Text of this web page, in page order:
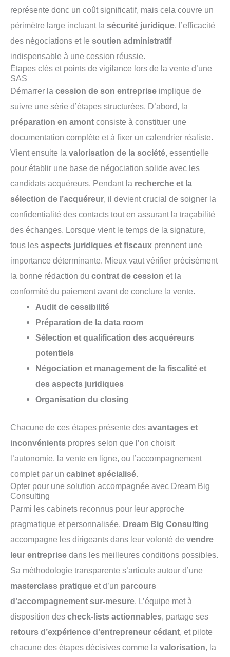
représente donc un coût significatif, mais cela couvre un
périmètre large incluant la sécurité juridique, l’efficacité
des négociations et le soutien administratif
indispensable à une cession réussie.
Étapes clés et points de vigilance lors de la vente d’une
SAS
Démarrer la cession de son entreprise implique de
suivre une série d’étapes structurées. D’abord, la
préparation en amont consiste à constituer une
documentation complète et à fixer un calendrier réaliste.
Vient ensuite la valorisation de la société, essentielle
pour établir une base de négociation solide avec les
candidats acquéreurs. Pendant la recherche et la
sélection de l’acquéreur, il devient crucial de soigner la
confidentialité des contacts tout en assurant la traçabilité
des échanges. Lorsque vient le temps de la signature,
tous les aspects juridiques et fiscaux prennent une
importance déterminante. Mieux vaut vérifier précisément
la bonne rédaction du contrat de cession et la
conformité du paiement avant de conclure la vente.
Audit de cessibilité
Préparation de la data room
Sélection et qualification des acquéreurs
potentiels
Négociation et management de la fiscalité et
des aspects juridiques
Organisation du closing
Chacune de ces étapes présente des avantages et
inconvénients propres selon que l’on choisit
l’autonomie, la vente en ligne, ou l’accompagnement
complet par un cabinet spécialisé.
Opter pour une solution accompagnée avec Dream Big
Consulting
Parmi les cabinets reconnus pour leur approche
pragmatique et personnalisée, Dream Big Consulting
accompagne les dirigeants dans leur volonté de vendre
leur entreprise dans les meilleures conditions possibles.
Sa méthodologie transparente s’articule autour d’une
masterclass pratique et d’un parcours
d’accompagnement sur-mesure. L’équipe met à
disposition des check-lists actionnables, partage ses
retours d’expérience d’entrepreneur cédant, et pilote
chacune des étapes décisives comme la valorisation, la